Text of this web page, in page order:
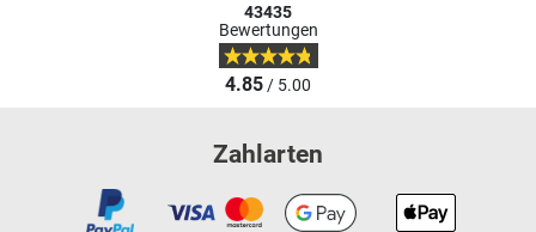
43435
Bewertungen
4.85/ 5.00
Zahlarten